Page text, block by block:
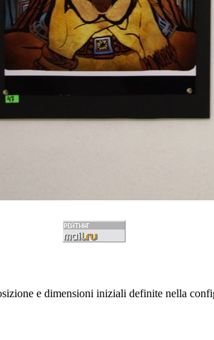
e dimensioni iniziali definite nella